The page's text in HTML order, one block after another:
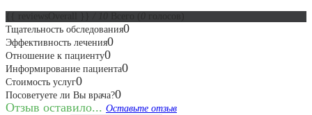
Тщательность обследования0
Эффективность лечения0
Отношение к пациенту0
Информирование пациента0
Стоимость услуг0
Посоветуете ли Вы врача?0
Отзыв оставило... Оставьте отзыв